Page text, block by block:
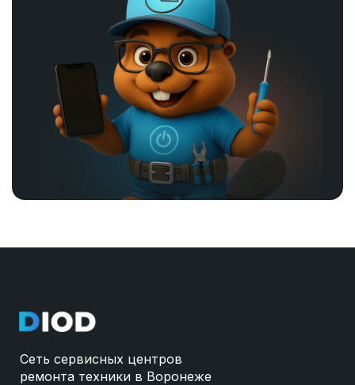
Сеть сервисных центров
ремонта техники в Воронеже